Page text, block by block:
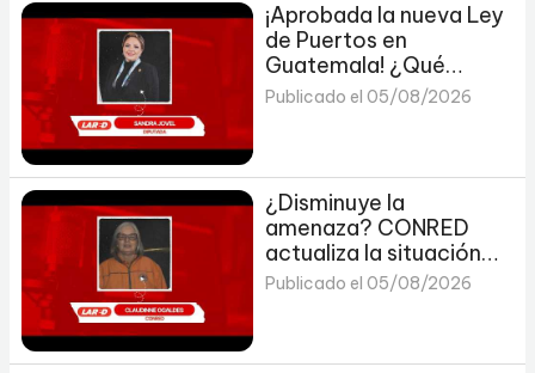
¡Aprobada la nueva Ley
de Puertos en
Guatemala! ¿Qué
cambia ahora?
Publicado el 05/08/2026
¿Disminuye la
amenaza? CONRED
actualiza la situación
por actividad del
Publicado el 05/08/2026